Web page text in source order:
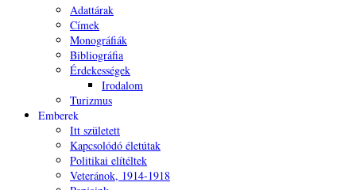
Adattárak
Címek
Monográfiák
Bibliográfia
Érdekességek
Irodalom
Turizmus
Emberek
Itt született
Kapcsolódó életútak
Politikai elítéltek
Veteránok, 1914-1918